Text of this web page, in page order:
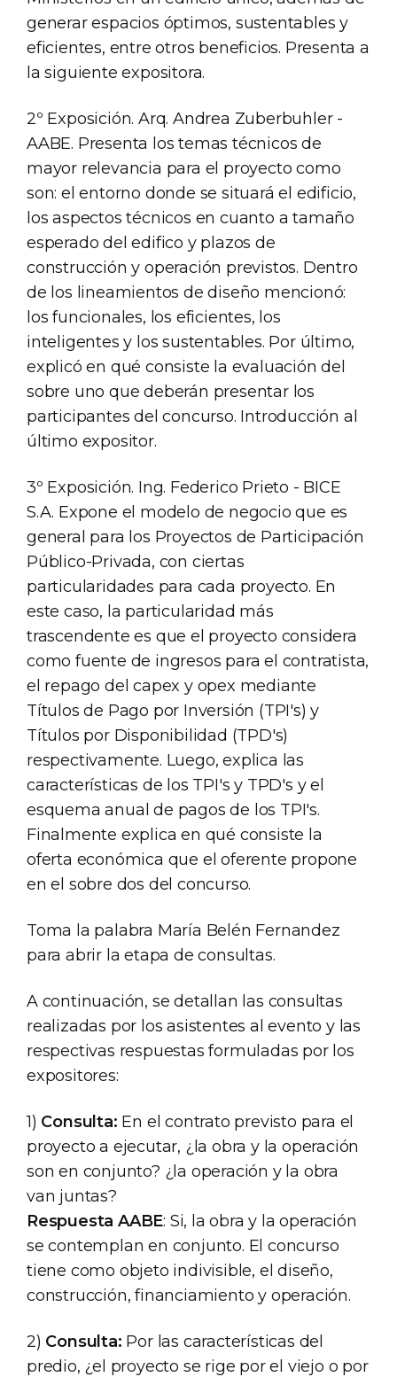
generar espacios óptimos, sustentables y
eficientes, entre otros beneficios. Presenta a
la siguiente expositora.
2º Exposición. Arq. Andrea Zuberbuhler -
AABE. Presenta los temas técnicos de
mayor relevancia para el proyecto como
son: el entorno donde se situará el edificio,
los aspectos técnicos en cuanto a tamaño
esperado del edifico y plazos de
construcción y operación previstos. Dentro
de los lineamientos de diseño mencionó:
los funcionales, los eficientes, los
inteligentes y los sustentables. Por último,
explicó en qué consiste la evaluación del
sobre uno que deberán presentar los
participantes del concurso. Introducción al
último expositor.
3º Exposición. Ing. Federico Prieto - BICE
S.A. Expone el modelo de negocio que es
general para los Proyectos de Participación
Público-Privada, con ciertas
particularidades para cada proyecto. En
este caso, la particularidad más
trascendente es que el proyecto considera
como fuente de ingresos para el contratista,
el repago del capex y opex mediante
Títulos de Pago por Inversión (TPI's) y
Títulos por Disponibilidad (TPD's)
respectivamente. Luego, explica las
características de los TPI's y TPD's y el
esquema anual de pagos de los TPI's.
Finalmente explica en qué consiste la
oferta económica que el oferente propone
en el sobre dos del concurso.
Toma la palabra María Belén Fernandez
para abrir la etapa de consultas.
A continuación, se detallan las consultas
realizadas por los asistentes al evento y las
respectivas respuestas formuladas por los
expositores:
1) Consulta: En el contrato previsto para el
proyecto a ejecutar, ¿la obra y la operación
son en conjunto? ¿la operación y la obra
van juntas?
Respuesta AABE: Si, la obra y la operación
se contemplan en conjunto. El concurso
tiene como objeto indivisible, el diseño,
construcción, financiamiento y operación.
2) Consulta: Por las características del
predio, ¿el proyecto se rige por el viejo o por